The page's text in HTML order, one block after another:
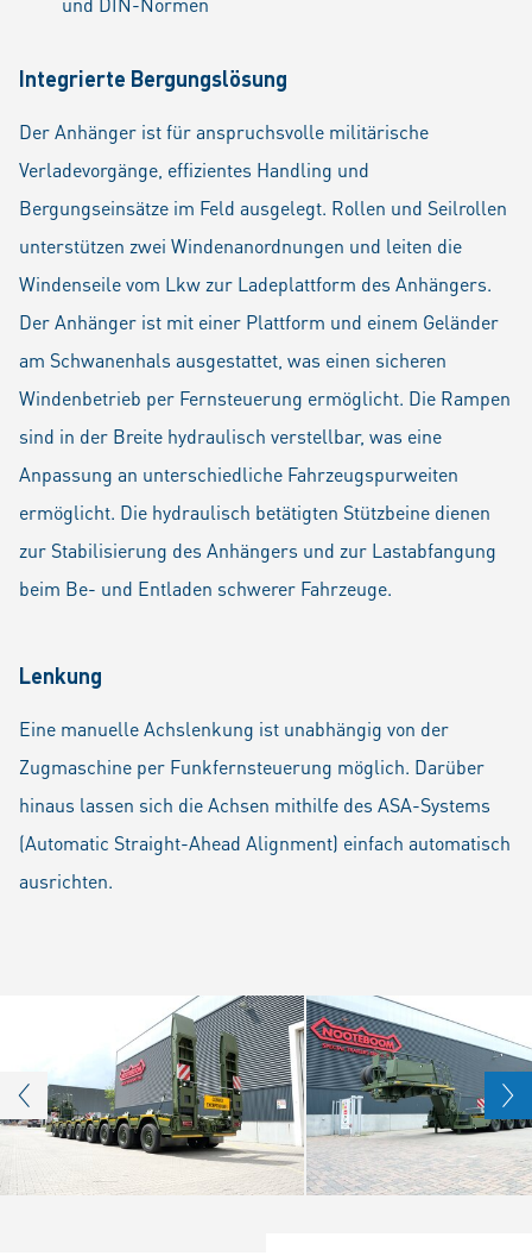
Integrierte Bergungslösung
Der Anhänger ist für anspruchsvolle militärische
Verladevorgänge, effizientes Handling und
Bergungseinsätze im Feld ausgelegt. Rollen und Seilrollen
unterstützen zwei Windenanordnungen und leiten die
Windenseile vom Lkw zur Ladeplattform des Anhängers.
Der Anhänger ist mit einer Plattform und einem Geländer
am Schwanenhals ausgestattet, was einen sicheren
Windenbetrieb per Fernsteuerung ermöglicht. Die Rampen
sind in der Breite hydraulisch verstellbar, was eine
Anpassung an unterschiedliche Fahrzeugspurweiten
ermöglicht. Die hydraulisch betätigten Stützbeine dienen
zur Stabilisierung des Anhängers und zur Lastabfangung
beim Be- und Entladen schwerer Fahrzeuge.
Lenkung
Eine manuelle Achslenkung ist unabhängig von der
Zugmaschine per Funkfernsteuerung möglich. Darüber
hinaus lassen sich die Achsen mithilfe des ASA-Systems
(Automatic Straight-Ahead Alignment) einfach automatisch
ausrichten.